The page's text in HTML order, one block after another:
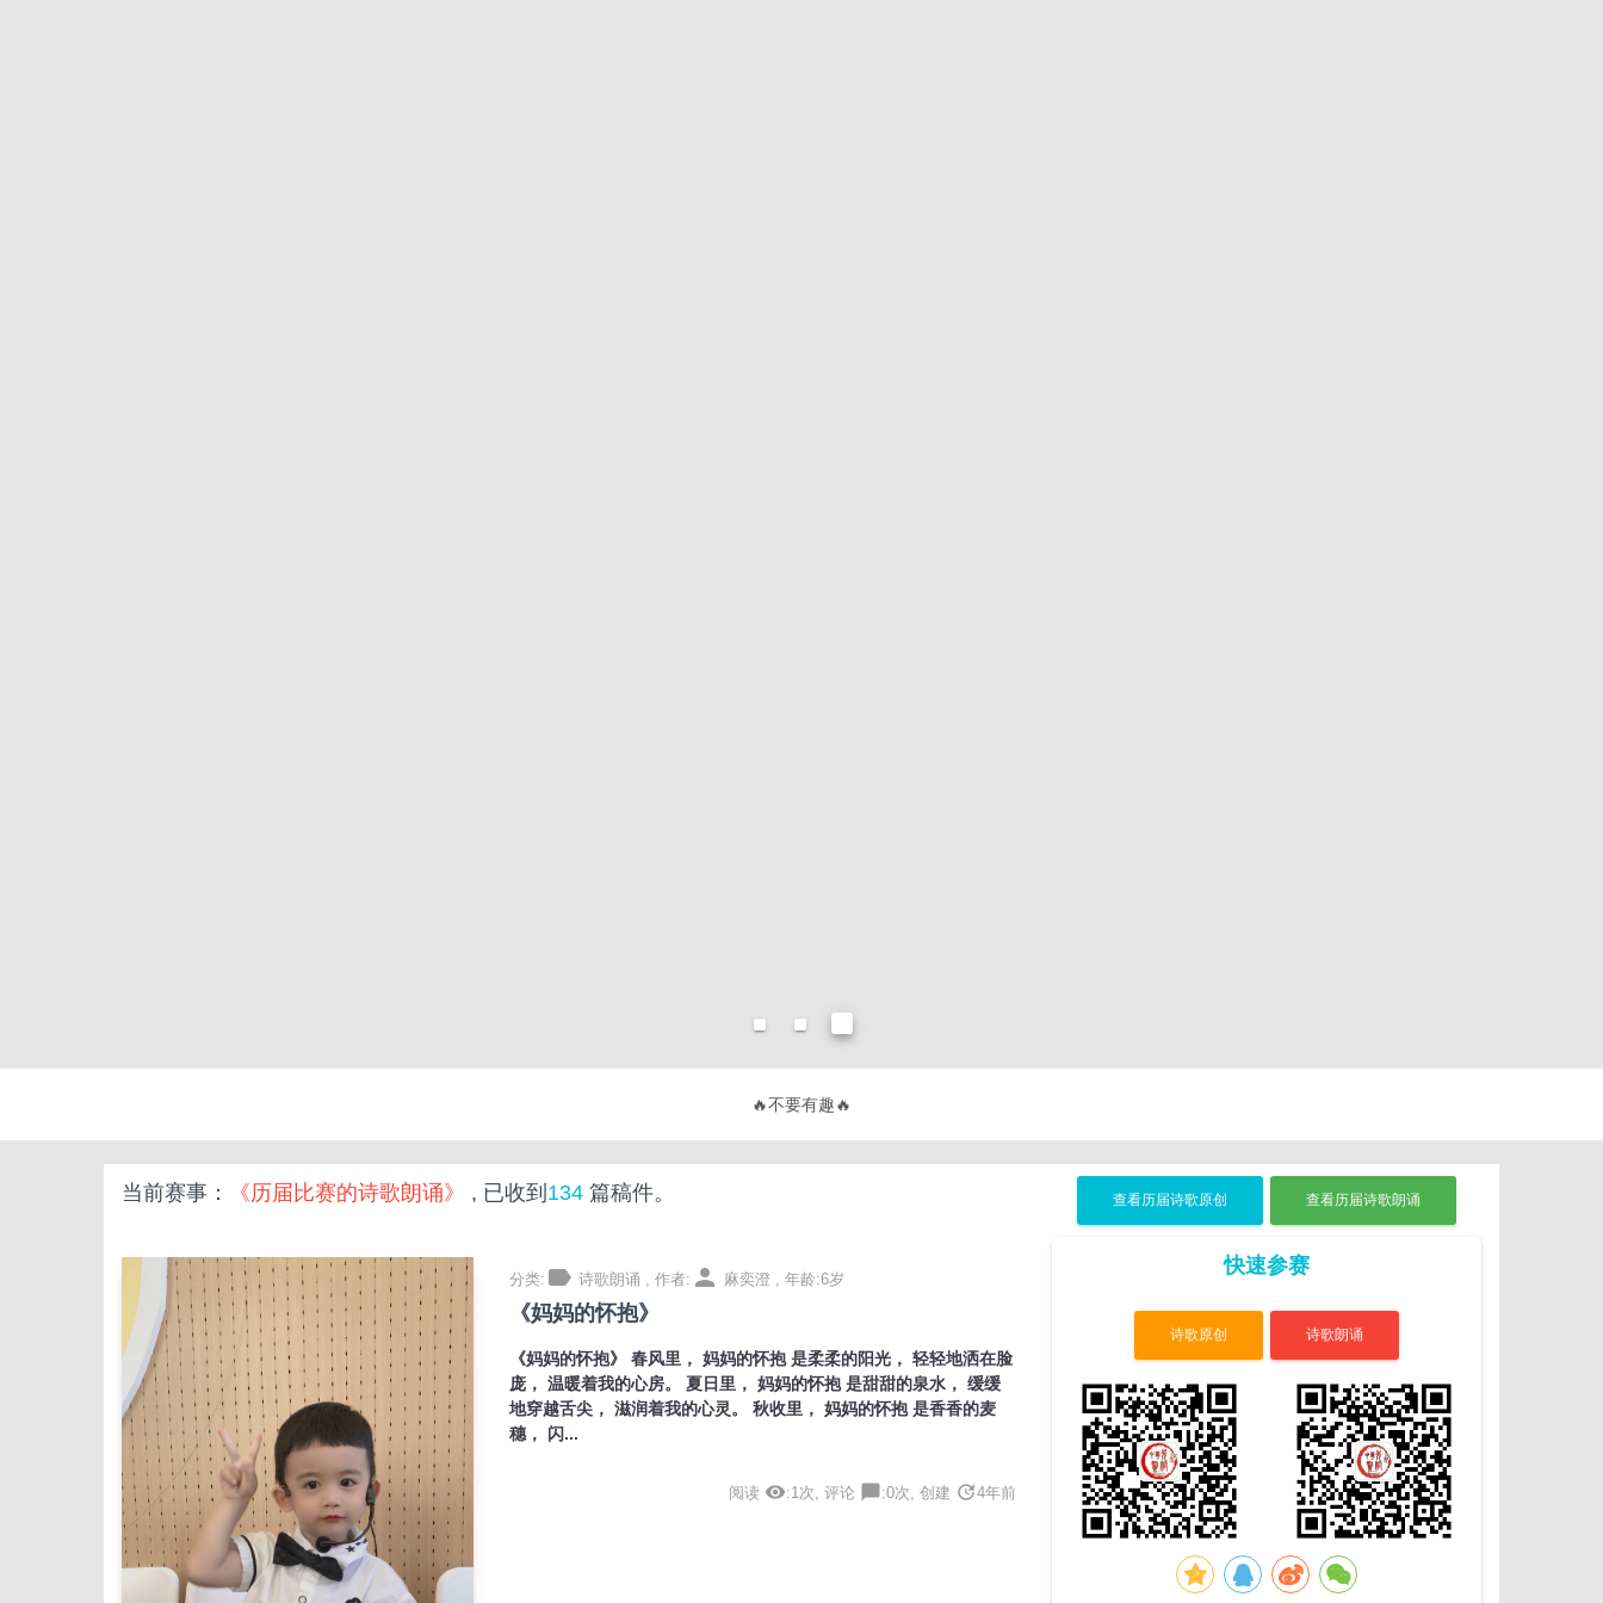
不要有趣，要有用！
当前赛事： 《历届比赛的诗歌朗诵》 , 已收到 134 篇稿件。
分类: label 诗歌朗诵 , 作者: person 麻奕澄 , 年龄:6岁
《妈妈的怀抱》
《妈妈的怀抱》 春风里， 妈妈的怀抱 是柔柔的阳光， 轻轻地洒在脸
庞， 温暖着我的心房。 夏日里， 妈妈的怀抱 是甜甜的泉水， 缓缓
地穿越舌尖， 滋润着我的心灵。 秋收里， 妈妈的怀抱 是香香的麦
穗， 闪...
阅读 visibility:1次, 评论 chat_bubble:0次, 创建 update4年前
查看历届诗歌原创 查看历届诗歌朗诵
快速参赛
诗歌原创 诗歌朗诵